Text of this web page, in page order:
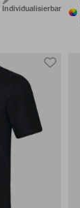
Individualisierbar